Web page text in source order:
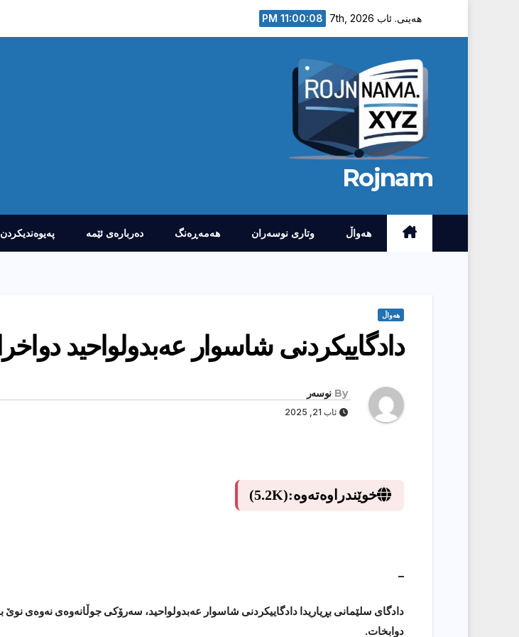
هەینی. ئاب 7th, 2026 11:00:09 PM
Rojnam
هەواڵ وتارى نوسەران هەمەڕەنگ دەربارەى ئێمە پەیوەندیکردن
هەواڵ
دادگاییکردنی شاسوار عەبدولواحید دواخرا
By نوسەر
ئاب 21, 2025
خوێندراوەتەوە:(5.2K)
دوابخات.